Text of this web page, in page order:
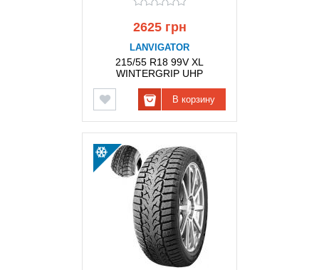
2625 грн
LANVIGATOR
215/55 R18 99V XL
WINTERGRIP UHP
В корзину